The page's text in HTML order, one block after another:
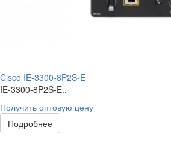
Cisco IE-3300-8P2S-E
IE-3300-8P2S-E..
Получить оптовую цену
Подробнее